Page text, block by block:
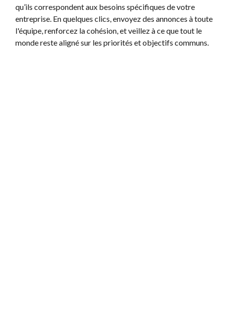
qu’ils correspondent aux besoins spécifiques de votre
entreprise. En quelques clics, envoyez des annonces à toute
l'équipe, renforcez la cohésion, et veillez à ce que tout le
monde reste aligné sur les priorités et objectifs communs.